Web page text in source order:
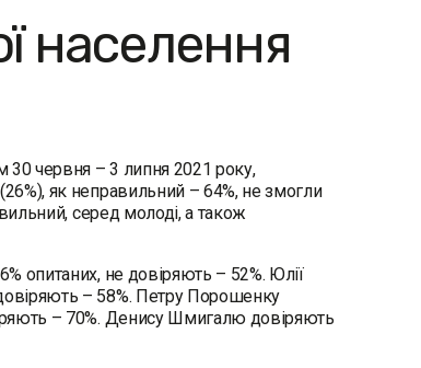
населення
30 червня – 3 липня 2021 року,
як неправильний – 64%, не змогли
серед молоді, а також
опитаних, не довіряють – 52%. Юлії
– 58%. Петру Порошенку
– 70%. Денису Шмигалю довіряють